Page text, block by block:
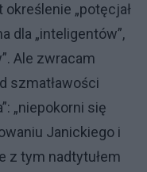
„potęcjał
dla „inteligentów”,
Ale zwracam
szmatławości
„niepokorni się
Janickiego i
z tym nadtytułem